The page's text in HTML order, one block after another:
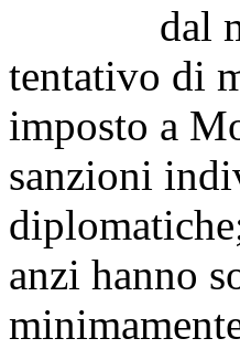
dal mese
tentativo di
imposto a
sanzioni
anzi hanno